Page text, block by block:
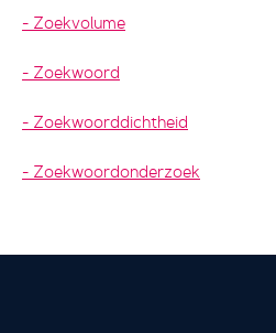
Zoekvolume
Zoekwoord
Zoekwoorddichtheid
Zoekwoordonderzoek